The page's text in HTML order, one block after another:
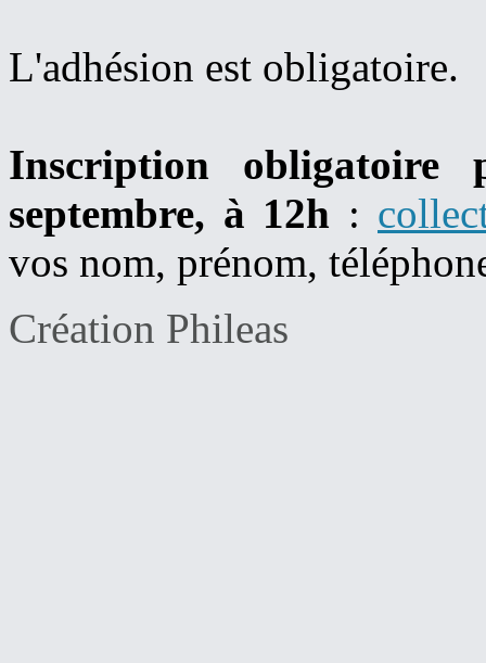
L'adhésion est obligatoire.
Inscription
septembre, à 12h :
vos nom, prénom,
Création Phileas